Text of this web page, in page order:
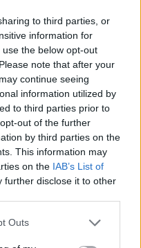
to third parties, or
information for
the below opt-out
note that after your
continue seeing
information utilized by
to third parties prior to
out of the further
by third parties on the
This information may
on the IAB’s List of
further disclose it to other
Outs
επισημότητα. Η
bagκαι τα
αποτέλεσμα sharp
ρομαντική διάθεση
είχε κάτι
από πολύ
Και ίσως γι’
Queen Rania of
καλοκαιριού 2026.